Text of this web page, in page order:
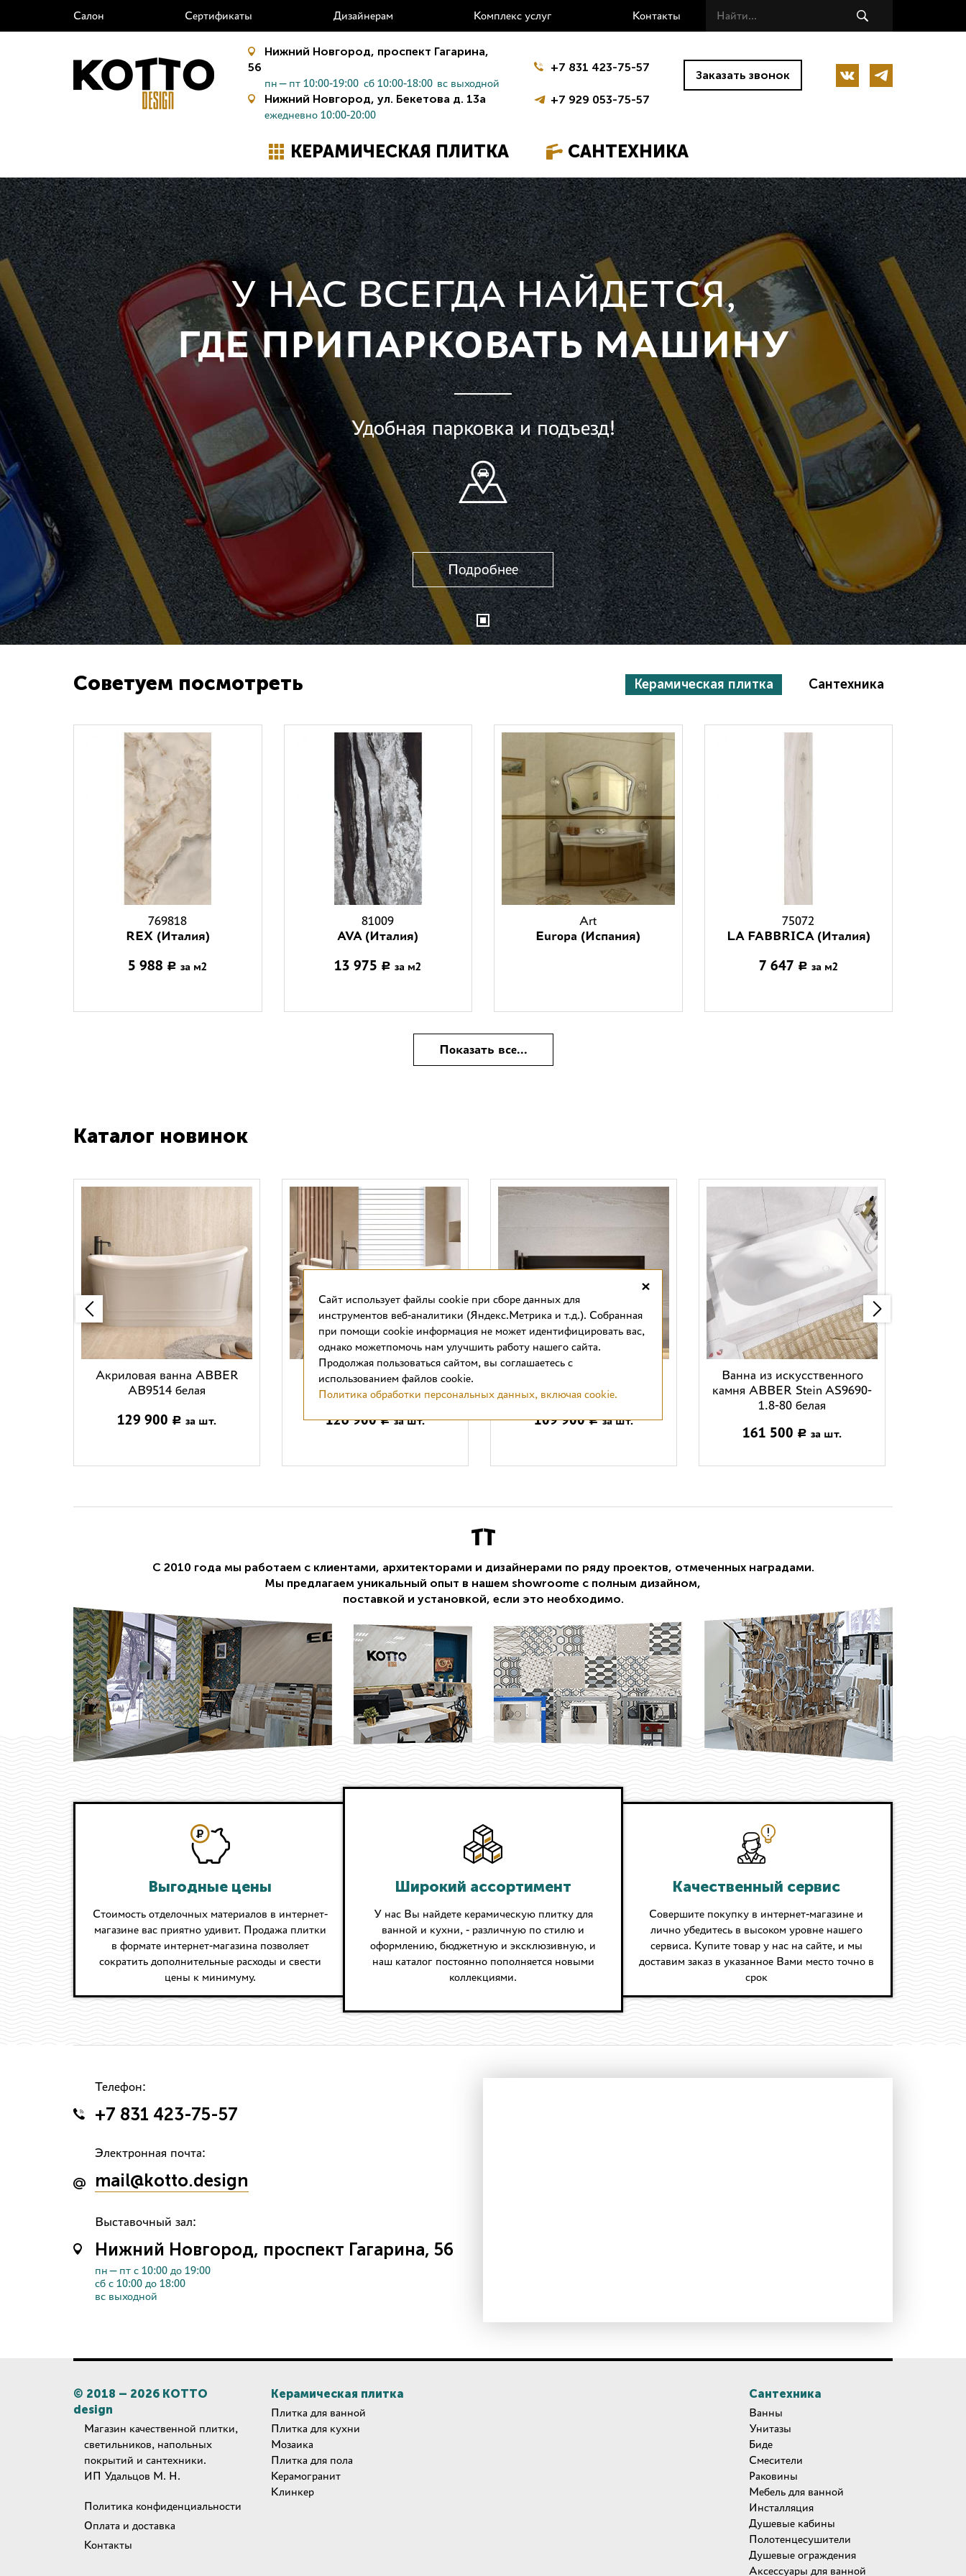
Салон Сертификаты Дизайнерам Комплекс услуг Контакты
Нижний Новгород, проспект Гагарина,
56
пн—пт 10:00-19:00 сб 10:00-18:00 вс выходной
Нижний Новгород, ул. Бекетова д. 13а
ежедневно 10:00-20:00
+7 831 423-75-57
+7 929 053-75-57
Заказать звонок
КЕРАМИЧЕСКАЯ ПЛИТКА САНТЕХНИКА
У НАС ВСЕГДА НАЙДЕТСЯ,
ГДЕ ПРИПАРКОВАТЬ МАШИНУ
Удобная парковка и подъезд!
Подробнее
Советуем посмотреть Керамическая плитка Сантехника
769818
REX (Италия)
5 988 Р за м2
81009
AVA (Италия)
13 975 Р за м2
Art
Europa (Испания)
75072
LA FABBRICA (Италия)
7 647 Р за м2
Показать все...
Каталог новинок
Акриловая ванна ABBER
AB9514 белая
129 900 Р за шт.
Акриловая ванна ABBER
AB9513 белая
126 900 Р за шт.
AB9512MG серая матовая
109 900 Р за шт.
Ванна из искусственного
камня ABBER Stein AS9690-
1.8-80 белая
161 500 Р за шт.
С 2010 года мы работаем с клиентами, архитекторами и дизайнерами по ряду проектов, отмеченных наградами.
Мы предлагаем уникальный опыт в нашем showroоme с полным дизайном,
поставкой и установкой, если это необходимо.
Выгодные цены
Стоимость отделочных материалов в интернет-
магазине вас приятно удивит. Продажа плитки
в формате интернет-магазина позволяет
сократить дополнительные расходы и свести
цены к минимуму.
Широкий ассортимент
У нас Вы найдете керамическую плитку для
ванной и кухни, - различную по стилю и
оформлению, бюджетную и эксклюзивную, и
наш каталог постоянно пополняется новыми
коллекциями.
Качественный сервис
Совершите покупку в интернет-магазине и
лично убедитесь в высоком уровне нашего
сервиса. Купите товар у нас на сайте, и мы
доставим заказ в указанное Вами место точно в
срок
Телефон:
+7 831 423-75-57
Электронная почта:
mail@kotto.design
Выставочный зал:
Нижний Новгород, проспект Гагарина, 56
пн—пт с 10:00 до 19:00
сб с 10:00 до 18:00
вс выходной
© 2018 – 2026 КОТТО
design
Магазин качественной плитки,
светильников, напольных
покрытий и сантехники.
ИП Удальцов М. Н.
Политика конфиденциальности
Оплата и доставка
Контакты
Керамическая плитка
Плитка для ванной
Плитка для кухни
Мозаика
Плитка для пола
Керамогранит
Клинкер
Сантехника
Ванны
Унитазы
Биде
Смесители
Раковины
Мебель для ванной
Инсталляция
Душевые кабины
Полотенцесушители
Душевые ограждения
Аксессуары для ванной
×
Cайт использует файлы cookie при сборе данных для
инструментов веб-аналитики (Яндекс.Метрика и т.д.). Собранная
при помощи cookie информация не может идентифицировать вас,
однако можетпомочь нам улучшить работу нашего сайта.
Продолжая пользоваться сайтом, вы соглашаетесь с
использованием файлов cookie.
Политика обработки персональных данных, включая cookie.